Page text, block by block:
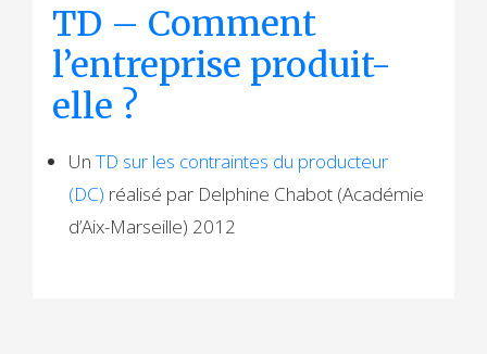
TD – Comment
l’entreprise produit-
elle ?
UnTD sur les contraintes du producteur
(DC) réalisé par Delphine Chabot (Académie
d’Aix-Marseille) 2012